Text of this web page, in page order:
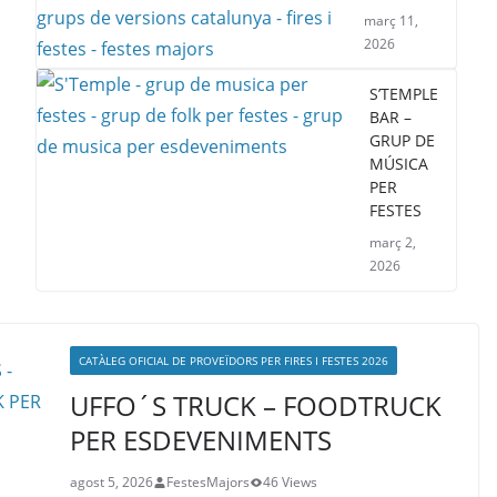
març 11,
2026
S’TEMPLE
BAR –
GRUP DE
MÚSICA
PER
FESTES
març 2,
2026
CATÀLEG OFICIAL DE PROVEÏDORS PER FIRES I FESTES 2026
UFFO´S TRUCK – FOODTRUCK
PER ESDEVENIMENTS
agost 5, 2026 FestesMajors 46 Views